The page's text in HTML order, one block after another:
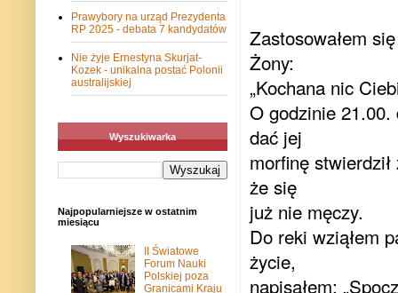
Zastosowałem
Żony:
„Kochana nic
O godzinie 21.00.
dać jej
morfinę
że się
już nie męczy.
Do reki wziąłem
życie,
napisałem:
Prawybory na urząd Prezydenta
RP 2025 - debata 7 kandydatów
Nie żyje Ernestyna Skurjat-
Kozek - unikalna postać Polonii
australijskiej
Wyszukiwarka
Najpopularniejsze w ostatnim
miesiącu
II Światowe
Forum Nauki
Polskiej poza
Granicami Kraju